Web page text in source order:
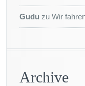
Gudu zu Wir
Archive